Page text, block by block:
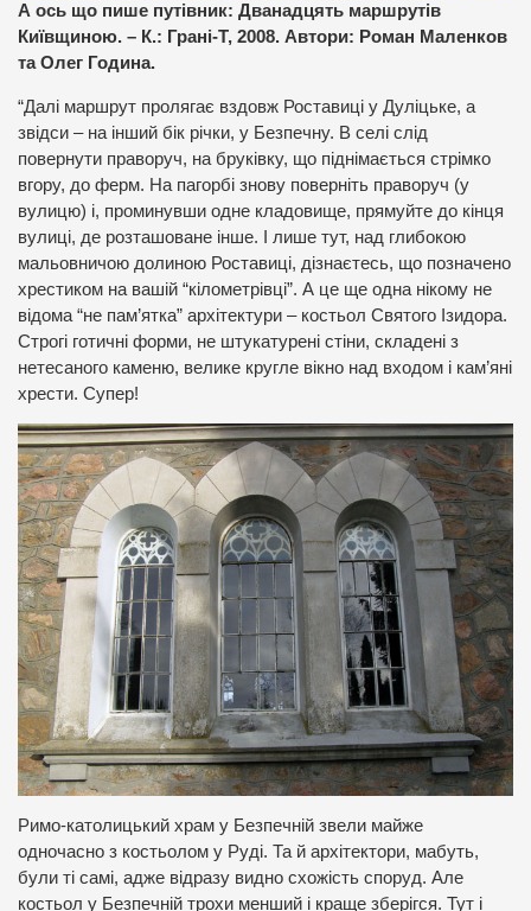
А ось що пише путівник: Дванадцять маршрутів
Київщиною. – К.: Грані-Т, 2008. Автори: Роман Маленков
та Олег Година.
“Далі маршрут пролягає вздовж Роставиці у Дуліцьке, а
звідси – на інший бік річки, у Безпечну. В селі слід
повернути праворуч, на бруківку, що піднімається стрімко
вгору, до ферм. На пагорбі знову поверніть праворуч (у
вулицю) і, проминувши одне кладовище, прямуйте до кінця
вулиці, де розташоване інше. І лише тут, над глибокою
мальовничою долиною Роставиці, дізнаєтесь, що позначено
хрестиком на вашій “кілометрівці”. А це ще одна нікому не
відома “не пам’ятка” архітектури – костьол Святого Ізидора.
Строгі готичні форми, не штукатурені стіни, складені з
нетесаного каменю, велике кругле вікно над входом і кам’яні
хрести. Супер!
Римо-католицький храм у Безпечній звели майже
одночасно з костьолом у Руді. Та й архітектори, мабуть,
були ті самі, адже відразу видно схожість споруд. Але
костьол у Безпечній трохи менший і краще зберігся. Тут і